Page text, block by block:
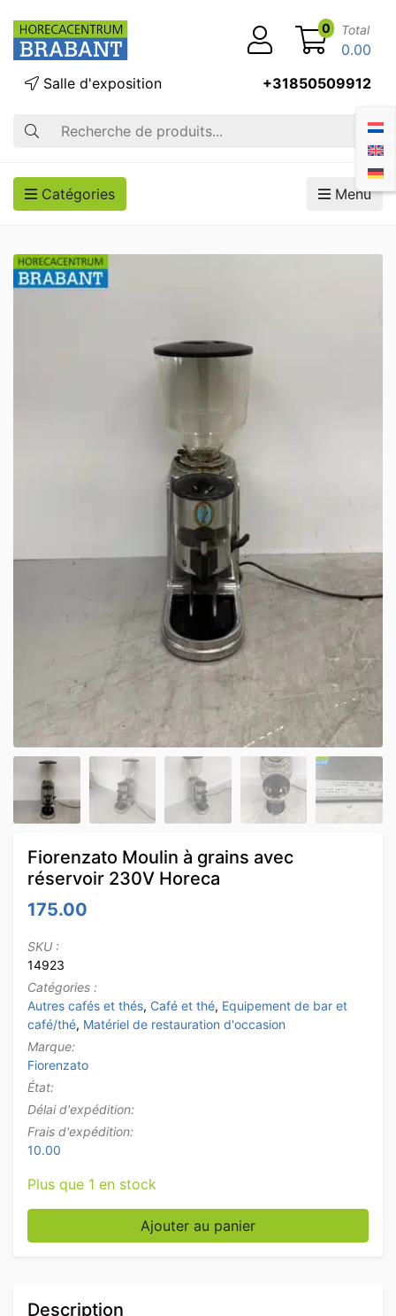
Recherche
Salle d'exposition +31850509912
0 Total
0.00
Catégories Menu
Fiorenzato Moulin à grains avec
réservoir 230V Horeca
175.00
SKU :
14923
Catégories :
Autres cafés et thés, Café et thé, Equipement de bar et
café/thé, Matériel de restauration d'occasion
Marque:
Fiorenzato
État:
Délai d'expédition:
Frais d'expédition:
10.00
Plus que 1 en stock
quantité de Fiorenzato Moulin à grains avec réservoir
Ajouter au panier
Description